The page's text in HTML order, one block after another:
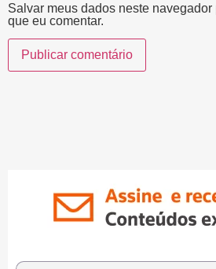
Salvar meus dados neste navegador
que eu comentar.